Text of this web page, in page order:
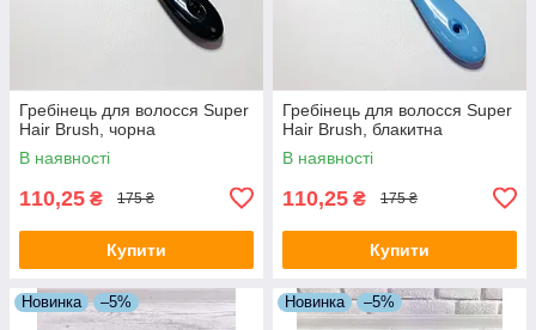
Гребінець для волосся Super
Hair Brush, чорна
В наявності
110,25 ₴ 175 ₴
Купити
Гребінець для волосся Super
Hair Brush, блакитна
В наявності
110,25 ₴ 175 ₴
Купити
Новинка –5% Новинка –5%